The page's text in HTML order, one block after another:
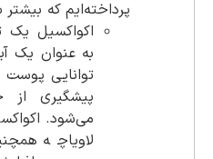
پرداخته‌ایم که
اکواکسیل یک
به عنوان یک
توانایی
پیشگیری
می‌شود.
لاویاچه